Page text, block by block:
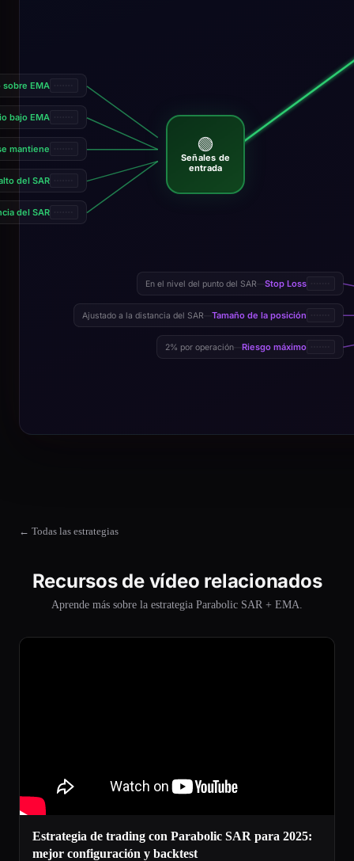
🟢
Señales de
entrada
sobre EMA
bajo EMA
mantiene
del SAR
del SAR
Stop Loss
En el nivel del punto del SAR
Tamaño de la posición
Ajustado a la distancia del SAR
Riesgo máximo
2% por operación
← Todas las estrategias
Recursos de vídeo relacionados
Aprende más sobre la estrategia Parabolic SAR + EMA.
Estrategia de trading con Parabolic SAR para 2025:
mejor configuración y backtest